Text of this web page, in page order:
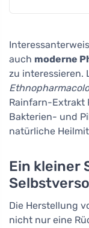
auch moderne
zu interessieren.
Rainfarn-Extrakt
Bakterien- und
natürliche
Ein kleiner
Die Herstellung
nicht nur eine